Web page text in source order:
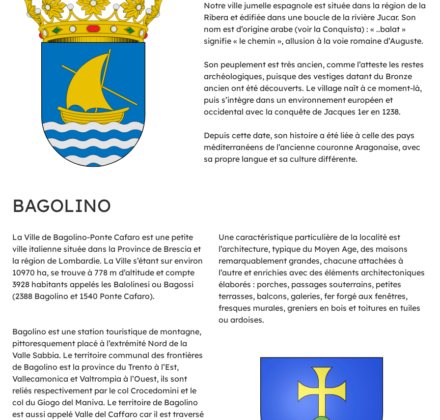
Notre ville jumelle espagnole est située dans la région de la
Ribera et édifiée dans une boucle de la rivière Jucar. Son
nom est d’origine arabe (voir la Conquista) : « ..balat »
signifie « le chemin », allusion à la voie romaine d’Auguste.
Son peuplement est très ancien, comme l’atteste les restes
archéologiques, puisque des vestiges datant du Bronze
ancien ont été découverts. Le village naît à ce moment-là,
puis s’intègre dans un environnement européen et
occidental avec la conquête de Jacques 1er en 1238.
Depuis cette date, son histoire a été liée à celle des pays
méditerranéens de l’ancienne couronne Aragonaise, avec
sa propre langue et sa culture différente.
BAGOLINO
La Ville de Bagolino-Ponte Cafaro est une petite
ville italienne située dans la Province de Brescia et
la région de Lombardie. La Ville s’étant sur environ
10970 ha, se trouve à 778 m d’altitude et compte
3928 habitants appelés les Balolinesi ou Bagossi
(2388 Bagolino et 1540 Ponte Cafaro).
Bagolino est une station touristique de montagne,
pittoresquement placé à l’extrémité Nord de la
Valle Sabbia. Le territoire communal des frontières
de Bagolino est la province du Trento à l’Est,
Vallecamonica et Valtrompia à l’Ouest, ils sont
reliés respectivement par le col Crocedomini et le
col du Giogo del Maniva. Le territoire de Bagolino
est aussi appelé Valle del Caffaro car il est traversé
Une caractéristique particulière de la localité est
l’architecture, typique du Moyen Age, des maisons
remarquablement grandes, chacune attachées à
l’autre et enrichies avec des éléments architectoniques
élaborés : porches, passages souterrains, petites
terrasses, balcons, galeries, fer forgé aux fenêtres,
fresques murales, greniers en bois et toitures en tuiles
ou ardoises.